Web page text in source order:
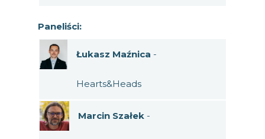
Paneliści:
Łukasz Maźnica -
Hearts&Heads
Marcin Szałek-